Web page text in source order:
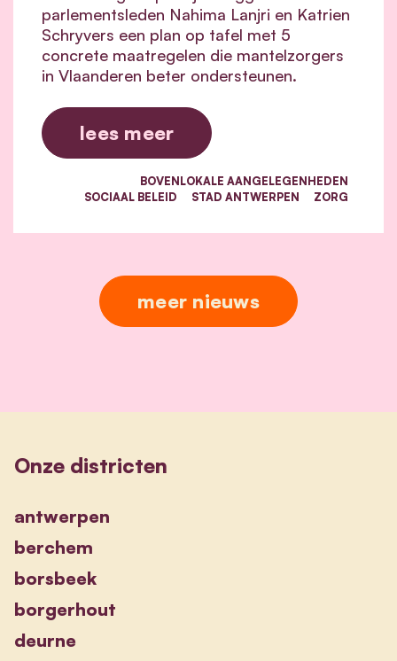
parlementsleden Nahima Lanjri en Katrien
Schryvers een plan op tafel met 5
concrete maatregelen die mantelzorgers
in Vlaanderen beter ondersteunen.
lees meer
BOVENLOKALE AANGELEGENHEDEN
SOCIAAL BELEID
STAD ANTWERPEN ZORG
meer nieuws
Onze districten
antwerpen
berchem
borsbeek
borgerhout
deurne